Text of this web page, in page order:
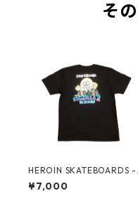
そ
HEROIN SKATEBOARDS -
GGZILLA2 TEE -
¥7,000